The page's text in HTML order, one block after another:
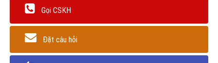
Gọi CSKH
Đặt câu hỏi